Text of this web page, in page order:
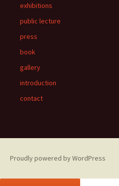
exhibitions
public lecture
press
book
gallery
introduction
contact
Proudly powered by WordPress